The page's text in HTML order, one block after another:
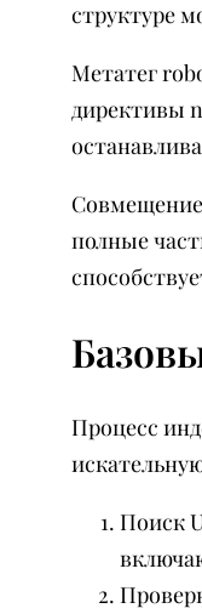
структуре
Метатег
директивы
Совмещение
полные
Процесс
Поиск